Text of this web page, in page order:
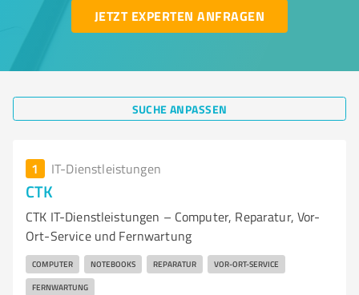
JETZT EXPERTEN ANFRAGEN
SUCHE ANPASSEN
1 IT-Dienstleistungen
CTK
CTK IT-Dienstleistungen – Computer, Reparatur, Vor-
Ort-Service und Fernwartung
COMPUTER NOTEBOOKS REPARATUR VOR-ORT-SERVICE
FERNWARTUNG